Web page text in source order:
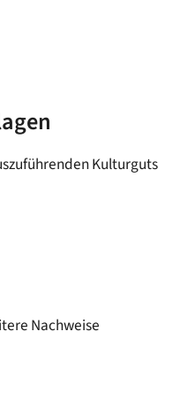
Kulturguts
Nachweise